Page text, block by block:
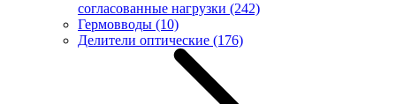
согласованные нагрузки (242)
Гермовводы (10)
Делители оптические (176)